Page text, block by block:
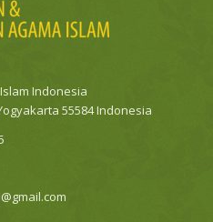
Indonesia
55584 Indonesia